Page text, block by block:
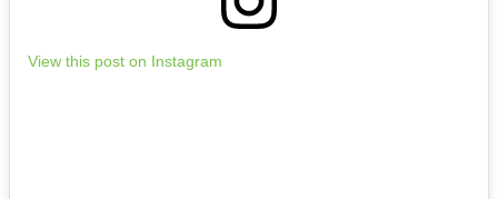
View this post on Instagram